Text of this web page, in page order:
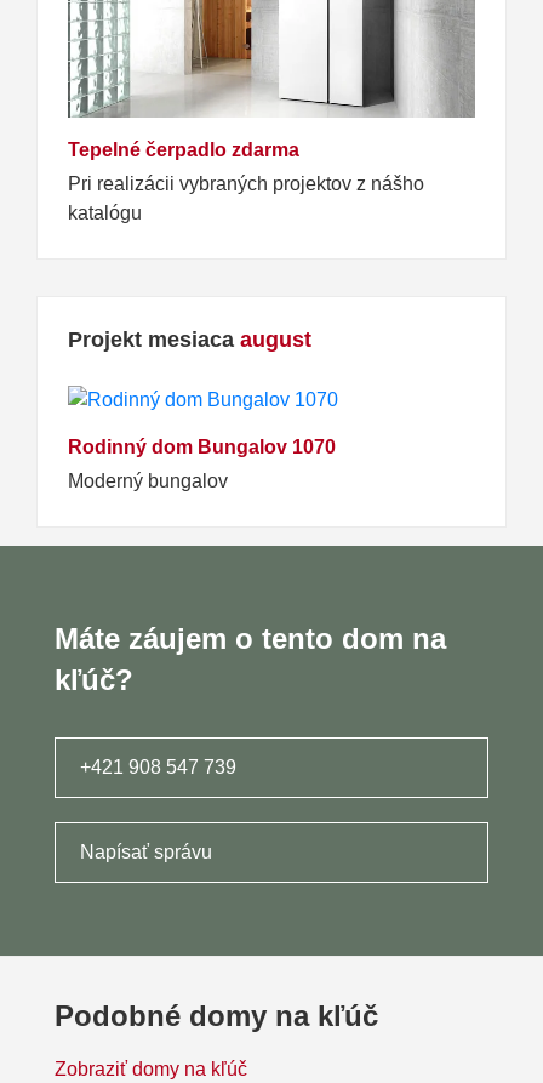
Tepelné čerpadlo zdarma
Pri realizácii vybraných projektov z nášho
katalógu
Projekt mesiaca august
Rodinný dom Bungalov 1070
Moderný bungalov
Máte záujem o tento dom na
kľúč?
+421 908 547 739
Napísať správu
Podobné domy na kľúč
Zobraziť domy na kľúč